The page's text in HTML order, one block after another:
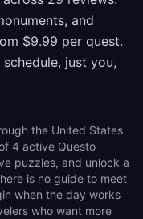
and
$9.99 per quest.
just you,
the United States
4 active Questo
puzzles, and unlock a
is no guide to meet
when the day works
who want more